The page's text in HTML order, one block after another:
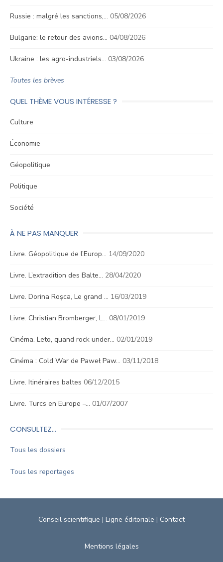
Russie : malgré les sanctions,… 05/08/2026
Bulgarie: le retour des avions… 04/08/2026
Ukraine : les agro-industriels… 03/08/2026
Toutes les brèves
QUEL THÈME VOUS INTÉRESSE ?
Culture
Économie
Géopolitique
Politique
Société
À NE PAS MANQUER
Livre. Géopolitique de l’Europ… 14/09/2020
Livre. L’extradition des Balte… 28/04/2020
Livre. Dorina Roşca, Le grand … 16/03/2019
Livre. Christian Bromberger, L… 08/01/2019
Cinéma. Leto, quand rock under… 02/01/2019
Cinéma : Cold War de Paweł Paw… 03/11/2018
Livre. Itinéraires baltes 06/12/2015
Livre. Turcs en Europe –… 01/07/2007
CONSULTEZ…
Tous les dossiers
Tous les reportages
Conseil scientifique | Ligne éditoriale | Contact
Mentions légales